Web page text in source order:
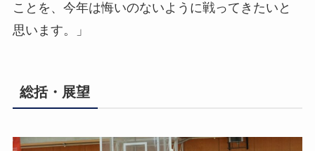
ことを、今年は悔いのないように戦ってきたいと
思います。」
総括・展望